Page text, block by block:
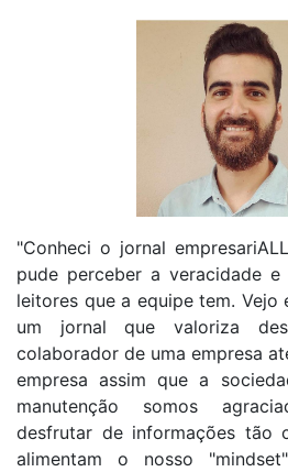
"Conheci o jornal
pude perceber a veracidade
leitores que a equipe tem. Vejo
um jornal que valoriza
colaborador de uma empresa
empresa assim que a
manutenção somos
desfrutar de informações tão
alimentam o nosso